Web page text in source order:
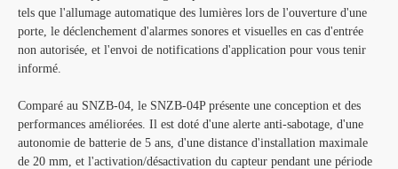
tels que l'allumage automatique des lumières lors de l'ouverture d'une
porte, le déclenchement d'alarmes sonores et visuelles en cas d'entrée
non autorisée, et l'envoi de notifications d'application pour vous tenir
informé.
Comparé au SNZB-04, le SNZB-04P présente une conception et des
performances améliorées. Il est doté d'une alerte anti-sabotage, d'une
autonomie de batterie de 5 ans, d'une distance d'installation maximale
de 20 mm, et l'activation/désactivation du capteur pendant une période